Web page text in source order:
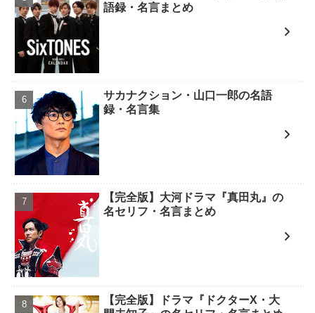
語録・名言まとめ
サカナクション・山口一郎の名語
録・名言集
【完全版】大河ドラマ『真田丸』の
名セリフ・名言まとめ
【完全版】ドラマ『ドクターX・大